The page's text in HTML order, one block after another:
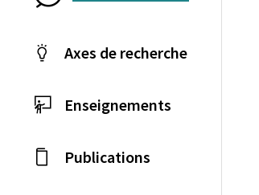
Axes de recherche
Enseignements
Publications